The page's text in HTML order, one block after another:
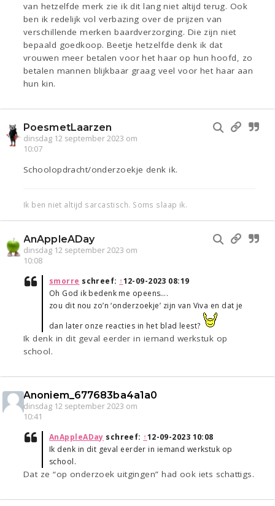
van hetzelfde merk zie ik dit lang niet altijd terug. Ook
ben ik redelijk vol verbazing over de prijzen van
verschillende merken baardverzorging. Die zijn niet
bepaald goedkoop. Beetje hetzelfde denk ik dat
vrouwen meer betalen voor het haar op hun hoofd, zo
betalen mannen blijkbaar graag veel voor het haar aan
hun kin.
PoesmetLaarzen
dinsdag 12 september 2023 om
10:07
Schoolopdracht/onderzoekje denk ik.
Ik ben niet altijd sarcastisch. Soms slaap ik.
AnAppleADay
dinsdag 12 september 2023 om
10:08
smorre schreef: ↑12-09-2023 08:19
Oh God ik bedenk me opeens….
zou dit nou zo’n ‘onderzoekje’ zijn van Viva en dat je
dan later onze reacties in het blad leest?
Ik denk in dit geval eerder in iemand werkstuk op
school.
Anoniem_677683ba4a1a0
dinsdag 12 september 2023 om
10:41
AnAppleADay schreef: ↑12-09-2023 10:08
Ik denk in dit geval eerder in iemand werkstuk op
school.
Dat ze “op onderzoek uitgingen” had ook iets schattigs.